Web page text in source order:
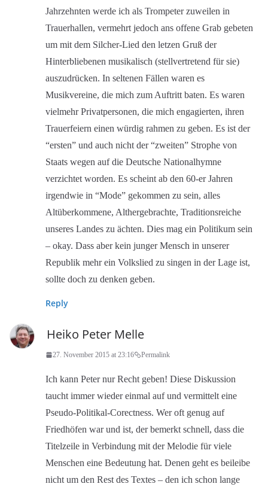
Jahrzehnten werde ich als Trompeter zuweilen in
Trauerhallen, vermehrt jedoch ans offene Grab gebeten
um mit dem Silcher-Lied den letzen Gruß der
Hinterbliebenen musikalisch (stellvertretend für sie)
auszudrücken. In seltenen Fällen waren es
Musikvereine, die mich zum Auftritt baten. Es waren
vielmehr Privatpersonen, die mich engagierten, ihren
Trauerfeiern einen würdig rahmen zu geben. Es ist der
“ersten” und auch nicht der “zweiten” Strophe von
Staats wegen auf die Deutsche Nationalhymne
verzichtet worden. Es scheint ab den 60-er Jahren
irgendwie in “Mode” gekommen zu sein, alles
Altüberkommene, Althergebrachte, Traditionsreiche
unseres Landes zu ächten. Dies mag ein Politikum sein
– okay. Dass aber kein junger Mensch in unserer
Republik mehr ein Volkslied zu singen in der Lage ist,
sollte doch zu denken geben.
Reply
Heiko Peter Melle
27. November 2015 at 23:16 Permalink
Ich kann Peter nur Recht geben! Diese Diskussion
taucht immer wieder einmal auf und vermittelt eine
Pseudo-Politikal-Corectness. Wer oft genug auf
Friedhöfen war und ist, der bemerkt schnell, dass die
Titelzeile in Verbindung mit der Melodie für viele
Menschen eine Bedeutung hat. Denen geht es beileibe
nicht um den Rest des Textes – den ich schon lange